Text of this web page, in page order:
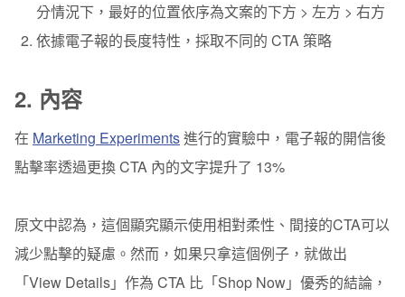
分情況下，最好的位置依序為文案的下方 > 左方 > 右方
依據電子報的長度特性，採取不同的 CTA 策略
2. 內容
在 Marketing Experiments進行的實驗中，電子報的開信後
點擊率透過更換 CTA 內的文字提升了 13%
原文中認為，這個顯究顯示使用相對柔性、間接的CTA可以
減少點擊的疑慮。然而，如果只拿這個例子，就做出
「View Details」作為 CTA 比「Shop Now」優秀的結論，